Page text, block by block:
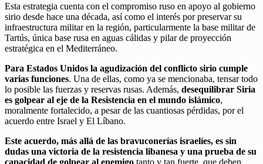
Esta estrategia cuenta con el compromiso ruso en apoyo al gobierno
sirio desde hace una década, así como el interés por preservar su
infraestructura militar en la región, particularmente la base militar de
Tartús, única base rusa en aguas cálidas y pilar de proyección
estratégica en el Mediterráneo.
Para Estados Unidos la agudización del conflicto sirio cumple
varias funciones. Una de ellas, como ya se mencionaba, tensar todo
lo posible las fuerzas y reservas rusas. Además, desequilibrar Siria
es golpear al eje de la Resistencia en el mundo islámico,
moralmente fortalecido, a pesar de las cuantiosas pérdidas, por el
acuerdo entre Israel y El Líbano.
Este acuerdo, más allá de las bravuconerías israelíes, es sin
dudas una victoria de la resistencia libanesa y una prueba de su
capacidad de golpear al enemigo tanto y tan fuerte, que deben